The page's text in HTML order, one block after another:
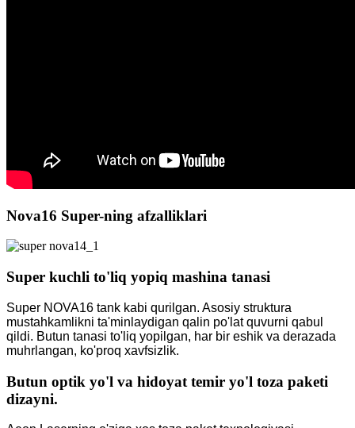
Nova16 Super-ning afzalliklari
Super kuchli to'liq yopiq mashina tanasi
Super NOVA16 tank kabi qurilgan. Asosiy struktura
mustahkamlikni ta'minlaydigan qalin po'lat quvurni qabul
qildi. Butun tanasi to'liq yopilgan, har bir eshik va derazada
muhrlangan, ko'proq xavfsizlik.
Butun optik yo'l va hidoyat temir yo'l toza paketi
dizayni.